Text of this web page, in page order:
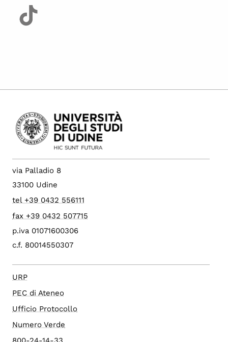
via Palladio 8
33100 Udine
tel +39 0432 556111
fax +39 0432 507715
p.iva 01071600306
c.f. 80014550307
URP
PEC di Ateneo
Ufficio Protocollo
Numero Verde